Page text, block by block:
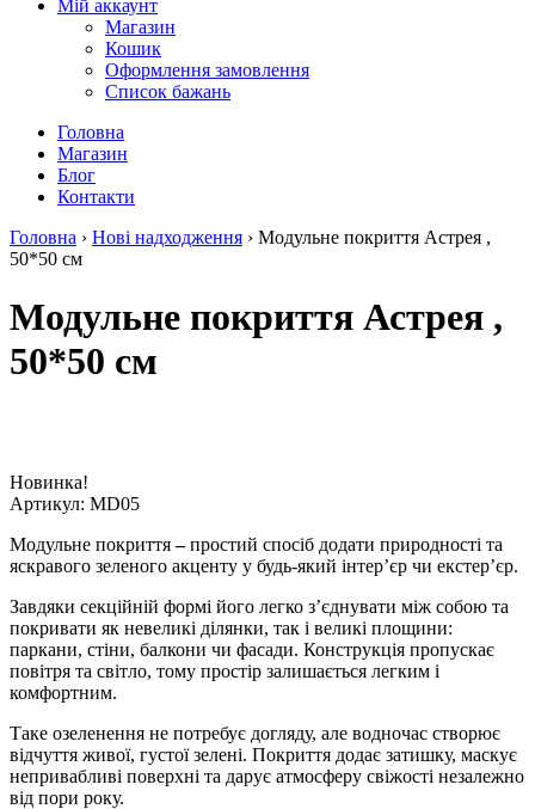
Мій аккаунт
Магазин
Кошик
Оформлення замовлення
Список бажань
Головна
Магазин
Блог
Контакти
Головна › Нові надходження › Модульне покриття Астрея ,
50*50 см
Модульне покриття Астрея ,
50*50 см
Новинка!
Артикул: MD05
Модульне покриття–простий спосіб додати природності та
яскравого зеленого акценту у будь-який інтер’єр чи екстер’єр.
Завдяки секційній формі його легко з’єднувати між собою та
покривати як невеликі ділянки, так і великі площини:
паркани, стіни, балкони чи фасади. Конструкція пропускає
повітря та світло, тому простір залишається легким і
комфортним.
Таке озеленення не потребує догляду, але водночас створює
відчуття живої, густої зелені. Покриття додає затишку, маскує
непривабливі поверхні та дарує атмосферу свіжості незалежно
від пори року.